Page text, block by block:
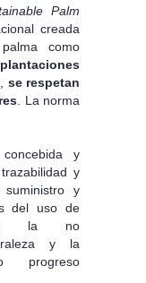
Palm
creada
como
plantaciones
se respetan
. La norma
y
y
y
del uso de
la no
y la
progreso